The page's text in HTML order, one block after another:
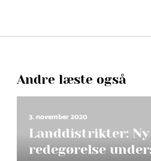
Andre læste også
3. november 2020
Landdistrikter: Ny
redegørelse